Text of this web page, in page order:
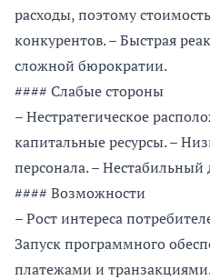
расходы, поэтому
конкурентов. – Быстрая
сложной бюрократии.
#### Слабые стороны
– Нестратегическое
капитальные ресурсы. –
персонала. –
#### Возможности
– Рост интереса
Запуск программного
платежами и